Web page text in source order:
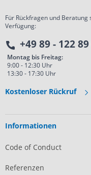
Für Rückfragen und
Verfügung:
+49 89 - 122
Montag bis Freitag:
9:00 - 12:30 Uhr
13:30 - 17:30 Uhr
Kostenloser Rückruf
Informationen
Code of Conduct
Referenzen